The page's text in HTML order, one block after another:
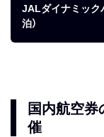
（水）
6月3日
JALダイナミック
泊）
国内航空券
催